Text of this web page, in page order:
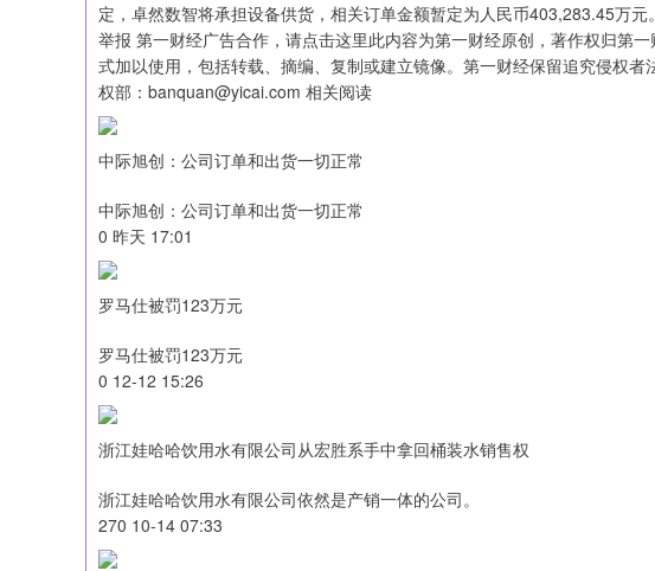
定，卓然数智将承担设备供货，相关订单金额暂定为人民币403,283.45万元。
举报 第一财经广告合作，请点击这里此内容为第一财经原创，著作权归第
式加以使用，包括转载、摘编、复制或建立镜像。第一财经保留追究侵权
权部：banquan@yicai.com 相关阅读
中际旭创：公司订单和出货一切正常
中际旭创：公司订单和出货一切正常
0 昨天 17:01
罗马仕被罚123万元
罗马仕被罚123万元
0 12-12 15:26
浙江娃哈哈饮用水有限公司从宏胜系手中拿回桶装水销售权
浙江娃哈哈饮用水有限公司依然是产销一体的公司。
270 10-14 07:33